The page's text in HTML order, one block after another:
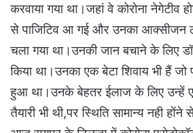
करवाया गया था।जहां वे कोरोना नेगेटीव
से पाजिटिव आ गई और उनका आक्सीजन
चला गया था।उनकी जान बचाने के लिए
किया था।उनका एक बेटा शिवाय भी हैं जो
हुआ था।उनके बेहतर ईलाज के लिए उन्हें
तैयारी भी थी,पर स्थिति सामान्य नही